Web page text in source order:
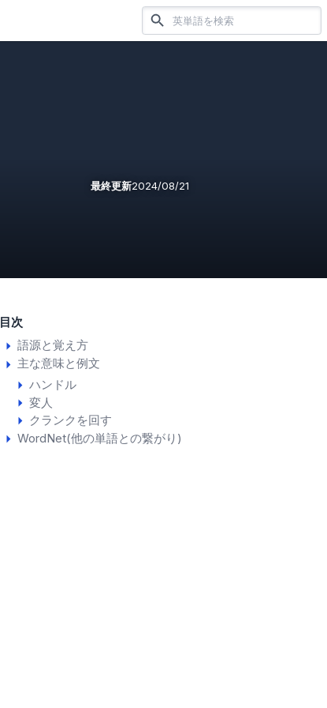
最終更新2024/08/21
目次
語源と覚え方
主な意味と例文
ハンドル
変人
クランクを回す
WordNet(他の単語との繋がり)